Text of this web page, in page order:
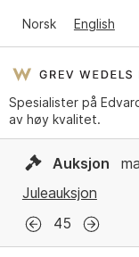
Norsk English
Spesialister på
av høy kvalitet.
Auksjon
Juleauksjon
45